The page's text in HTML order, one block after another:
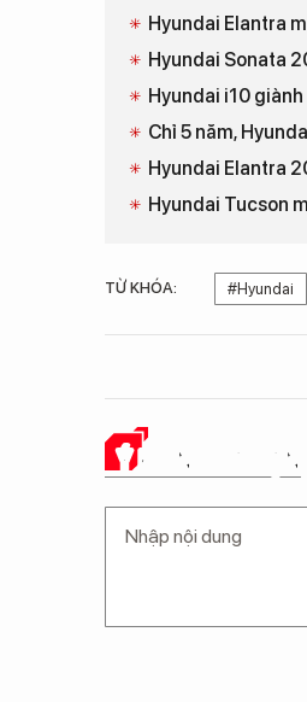
Hyundai Elantra
Hyundai Sonata
Hyundai i10
Chỉ 5 năm,
Hyundai Elantra
Hyundai Tucson
TỪ KHÓA: #Hyundai
Ý KIẾN CỦA BẠN